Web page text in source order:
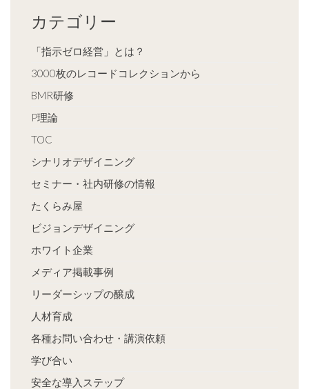
カテゴリー
「指示ゼロ経営」とは？
3000枚のレコードコレクションから
BMR研修
P理論
TOC
シナリオデザイニング
セミナー・社内研修の情報
たくらみ屋
ビジョンデザイニング
ホワイト企業
メディア掲載事例
リーダーシップの醸成
人材育成
各種お問い合わせ・講演依頼
学び合い
安全な導入ステップ